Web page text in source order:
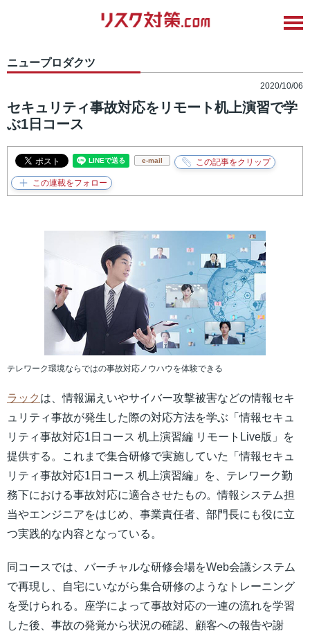
ニュープロダクツ
2020/10/06
セキュリティ事故対応をリモート机上演習で学
ぶ1日コース
e-mail
テレワーク環境ならではの事故対応ノウハウを体験できる
ラック は、情報漏えいやサイバー攻撃被害などの情報セキ
ュリティ事故が発生した際の対応方法を学ぶ「情報セキュ
リティ事故対応1日コース 机上演習編 リモートLive版」を
提供する。これまで集合研修で実施していた「情報セキュ
リティ事故対応1日コース 机上演習編」を、テレワーク勤
務下における事故対応に適合させたもの。情報システム担
当やエンジニアをはじめ、事業責任者、部門長にも役に立
つ実践的な内容となっている。
同コースでは、バーチャルな研修会場をWeb会議システム
で再現し、自宅にいながら集合研修のようなトレーニング
を受けられる。座学によって事故対応の一連の流れを学習
した後、事故の発覚から状況の確認、顧客への報告や謝